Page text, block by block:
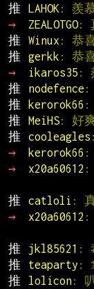
推
LAHOK : 羨
→
ZEALOTGO:
推
Winux : 恭
推
gerkk : 恭
→
ikaros35 :
推
nodefence :
推
kerorok66 :
推
MeiHS: 好
推
cooleagles
→
kerorok66 :
→
x20a60612 :
推
catloli :
→
x20a60612 :
推
jkl85621 :
推
teaparty :
推
lolicon: